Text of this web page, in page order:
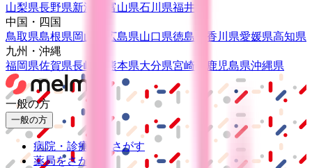
山梨県長野県新潟県 富山県石川県福井県
中国・四国
鳥取県島根県岡山県 広島県山口県徳島県 香川県愛媛県高知県
九州・沖縄
福岡県佐賀県長崎県 熊本県大分県宮崎県 鹿児島県沖縄県
一般の方
一般の方
病院・診療所をさがす
薬局をさがす